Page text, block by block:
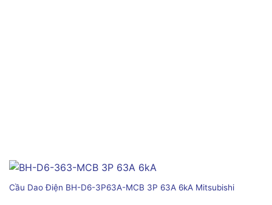
Cầu Dao Điện BH-D6-3P63A-MCB 3P 63A 6kA Mitsubishi